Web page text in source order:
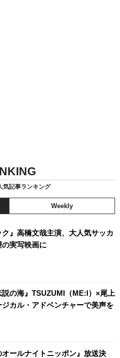
気記事ランキング
Weekly
ク』高橋文哉主演、大人気サッカ
実写映画に
説の海』TSUZUMI（ME:I）×尾上
カル・アドベンチャーで美声を
オールナイトニッポン』放送決